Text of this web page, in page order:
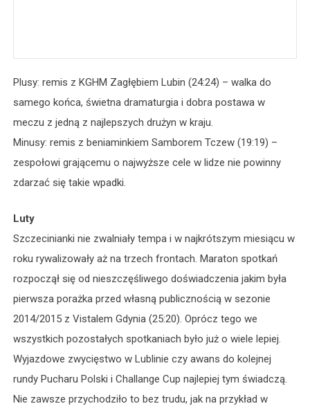
Plusy: remis z KGHM Zagłębiem Lubin (24:24) – walka do
samego końca, świetna dramaturgia i dobra postawa w
meczu z jedną z najlepszych drużyn w kraju.
Minusy: remis z beniaminkiem Samborem Tczew (19:19) –
zespołowi grającemu o najwyższe cele w lidze nie powinny
zdarzać się takie wpadki.
Luty
Szczecinianki nie zwalniały tempa i w najkrótszym miesiącu w
roku rywalizowały aż na trzech frontach. Maraton spotkań
rozpoczął się od nieszczęśliwego doświadczenia jakim była
pierwsza porażka przed własną publicznością w sezonie
2014/2015 z Vistalem Gdynia (25:20). Oprócz tego we
wszystkich pozostałych spotkaniach było już o wiele lepiej.
Wyjazdowe zwycięstwo w Lublinie czy awans do kolejnej
rundy Pucharu Polski i Challange Cup najlepiej tym świadczą.
Nie zawsze przychodziło to bez trudu, jak na przykład w